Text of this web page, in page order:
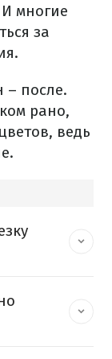
многие
за
– после.
рано,
ведь